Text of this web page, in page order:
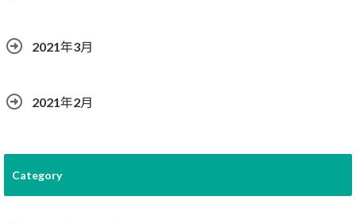
2021年3月
2021年2月
Category